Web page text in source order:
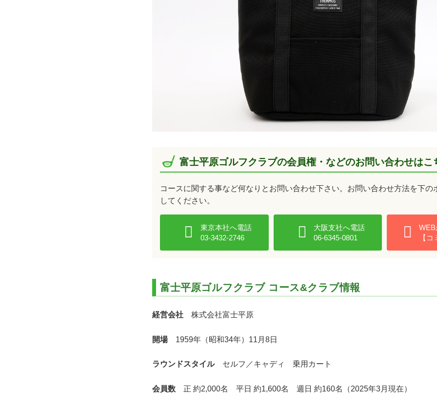
富士平原ゴルフクラブの会員権・などのお問い合わせはこ
コースに関する事など何なりとお問い合わせ下さい。お問い合わせ方法を下の
してください。
東京本社へ電話
03-3432-2746
大阪支社へ電話
06-6345-0801
【
富士平原ゴルフクラブ コース&クラブ情報
経営会社 株式会社富士平原
開場1959年（昭和34年）11月8日
ラウンドスタイルセルフ／キャディ 乗用カート
会員数 正 約2,000名 平日 約1,600名 週日 約160名（2025年3月現在）